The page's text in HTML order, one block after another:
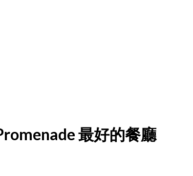
最好的餐廳